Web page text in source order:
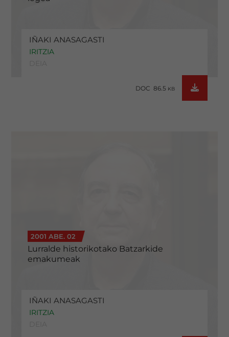
IÑAKI ANASAGASTI
IRITZIA
DOC 86.5 KB
2001 ABE. 02
Lurralde historikotako Batzarkide
emakumeak
IÑAKI ANASAGASTI
IRITZIA